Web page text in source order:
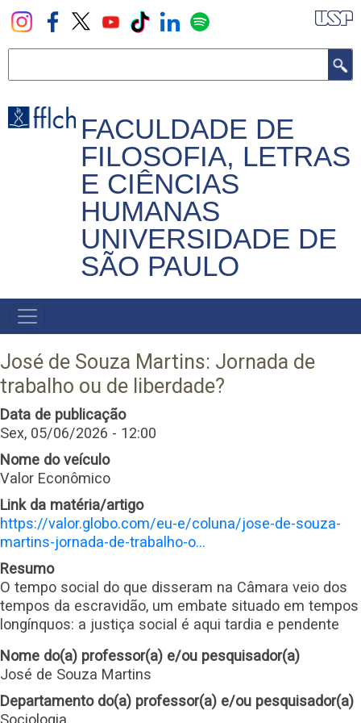
Pular
para
principal
FACULDADE DE
FILOSOFIA, LETRAS
E CIÊNCIAS
HUMANAS
UNIVERSIDADE DE
SÃO PAULO
NAVEGADOR
PRINCIPAL
José de Souza Martins: Jornada de
trabalho ou de liberdade?
Data de publicação
Sex, 05/06/2026 - 12:00
Nome do veículo
Valor Econômico
Link da matéria/artigo
https://valor.globo.com/eu-e/coluna/jose-de-souza-
martins-jornada-de-trabalho-o…
Resumo
O tempo social do que disseram na Câmara veio dos
tempos da escravidão, um embate situado em tempos
longínquos: a justiça social é aqui tardia e pendente
Nome do(a) professor(a) e/ou pesquisador(a)
José de Souza Martins
Departamento do(a) professor(a) e/ou pesquisador(a)
Sociologia